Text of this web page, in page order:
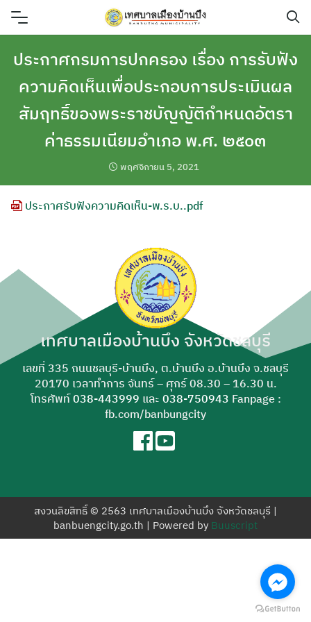
Skip
ค้นหา
สำหรับ:
ประกาศกรมการปกครอง เรื่อง การรับฟัง
ความคิดเห็นเพื่อประกอบการประเมินผล
สัมฤทธิ์ของพระราชบัญญัติกำหนดอัตรา
ค่าธรรมเนียมอำเภอ พ.ศ. ๒๕๐๓
พฤศจิกายน 5, 2021
ประกาศรับฟังความคิดเห็น-พ.ร.บ..pdf
เทศบาลเมืองบ้านบึง จังหวัดชลบุรี
เลขที่ 335 ถนนชลบุรี-บ้านบึง, ต.บ้านบึง อ.บ้านบึง จ.ชลบุรี
20170 เวลาทำการ จันทร์ – ศุกร์ 08.30 – 16.30 น.
โทรศัพท์038-443999 และ 038-750943 Fanpage :
fb.com/banbungcity
สงวนลิขสิทธิ์ © 2563 เทศบาลเมืองบ้านบึง จังหวัดชลบุรี |
banbuengcity.go.th | Powered by Buuscript